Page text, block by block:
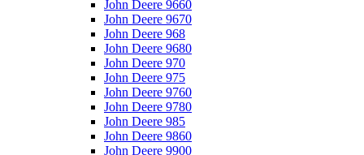
John Deere 9660
John Deere 9670
John Deere 968
John Deere 9680
John Deere 970
John Deere 975
John Deere 9760
John Deere 9780
John Deere 985
John Deere 9860
John Deere 9900